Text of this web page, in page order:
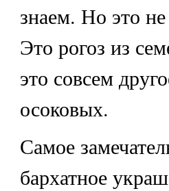
знаем. Но это
Это рогоз из
это совсем
осоковых.
Самое
бархатное